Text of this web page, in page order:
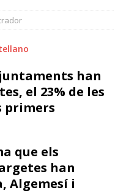
han
el 23% de les
primers
que els
han
Algemesí i